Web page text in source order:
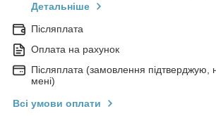
Детальніше
Післяплата
Оплата на рахунок
Післяплата (замовлення підтверджую,
мені)
Всі умови оплати